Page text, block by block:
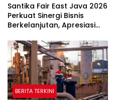
Santika Fair East Java 2026
Perkuat Sinergi Bisnis
Berkelanjutan, Apresiasi
Corporate Award
BERITA TERKINI